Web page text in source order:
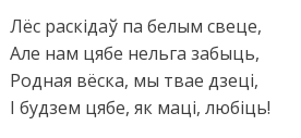
Лёс раскідаў па белым свеце,
Але нам цябе нельга забыць,
Родная вёска, мы твае дзеці,
І будзем цябе, як маці, любіць!